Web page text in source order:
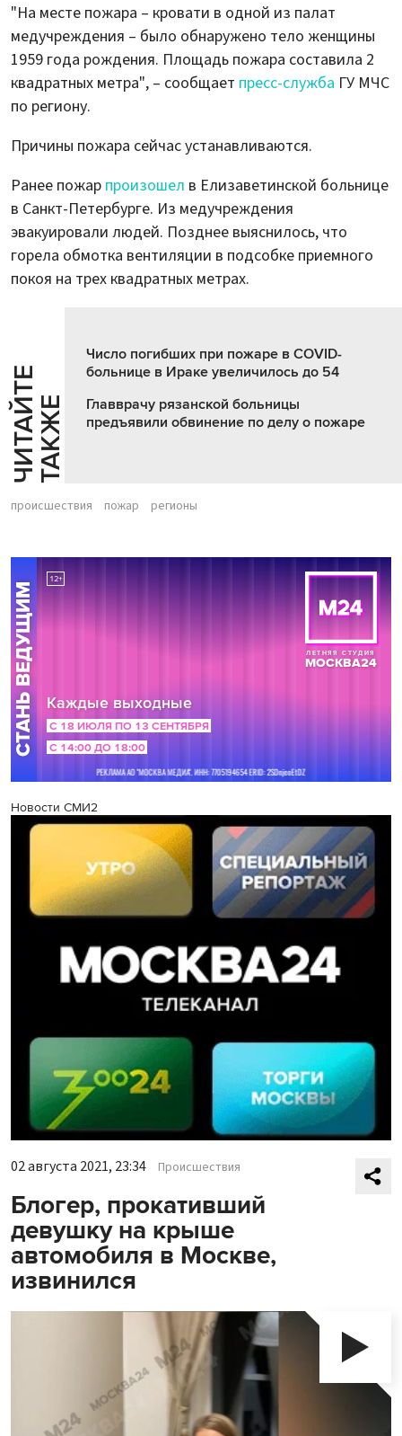
"На месте пожара – кровати в одной из палат
медучреждения – было обнаружено тело женщины
1959 года рождения. Площадь пожара составила 2
квадратных метра", – сообщает пресс-служба ГУ МЧС
по региону.
Причины пожара сейчас устанавливаются.
Ранее пожар произошел в Елизаветинской больнице
в Санкт-Петербурге. Из медучреждения
эвакуировали людей. Позднее выяснилось, что
горела обмотка вентиляции в подсобке приемного
покоя на трех квадратных метрах.
Ч
И
Т
АЙ
Т
Е
Т
А
К
ЖЕ
Число погибших при пожаре в COVID-
больнице в Ираке увеличилось до 54
Главврачу рязанской больницы
предъявили обвинение по делу о пожаре
происшествия пожар регионы
Новости СМИ2
02 августа 2021, 23:34 Происшествия
Блогер, прокативший
девушку на крыше
автомобиля в Москве,
извинился